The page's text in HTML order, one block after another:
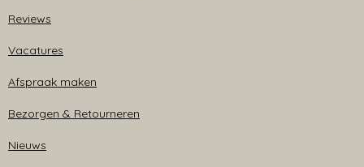
Reviews
Vacatures
Afspraak maken
Bezorgen & Retourneren
Nieuws